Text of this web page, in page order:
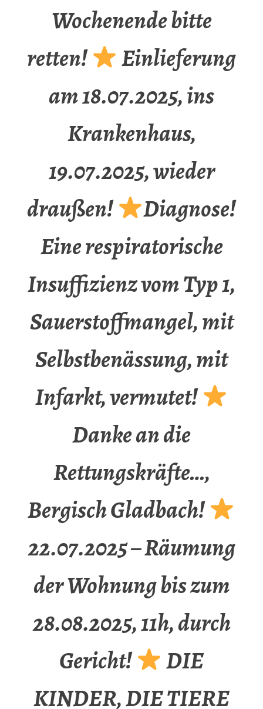
Wochenende bitte
retten!
Einlieferung
am 18.07.2025, ins
Krankenhaus,
19.07.2025, wieder
draußen!
Diagnose!
Eine respiratorische
Insuffizienz vom Typ 1,
Sauerstoffmangel, mit
Selbstbenässung, mit
Infarkt, vermutet!
Danke an die
Rettungskräfte…,
Bergisch Gladbach!
22.07.2025 – Räumung
der Wohnung bis zum
28.08.2025, 11h, durch
Gericht!
DIE
KINDER, DIE TIERE